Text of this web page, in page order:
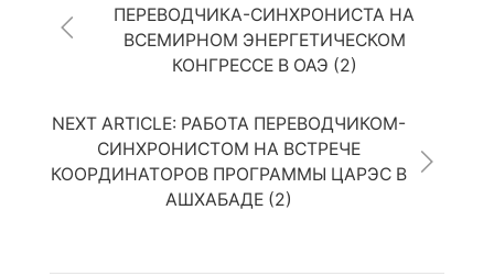
ПЕРЕВОДЧИКА-СИНХРОНИСТА НА
ВСЕМИРНОМ ЭНЕРГЕТИЧЕСКОМ
КОНГРЕССЕ В ОАЭ (2)
NEXT ARTICLE: РАБОТА ПЕРЕВОДЧИКОМ-
СИНХРОНИСТОМ НА ВСТРЕЧЕ
КООРДИНАТОРОВ ПРОГРАММЫ ЦАРЭС В
АШХАБАДЕ (2)